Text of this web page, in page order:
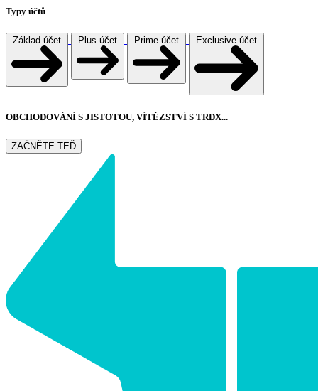
Typy účtů
Základ účet Plus účet Prime účet Exclusive účet
OBCHODOVÁNÍ S JISTOTOU, VÍTĚZSTVÍ S TRDX...
ZAČNĚTE TEĎ